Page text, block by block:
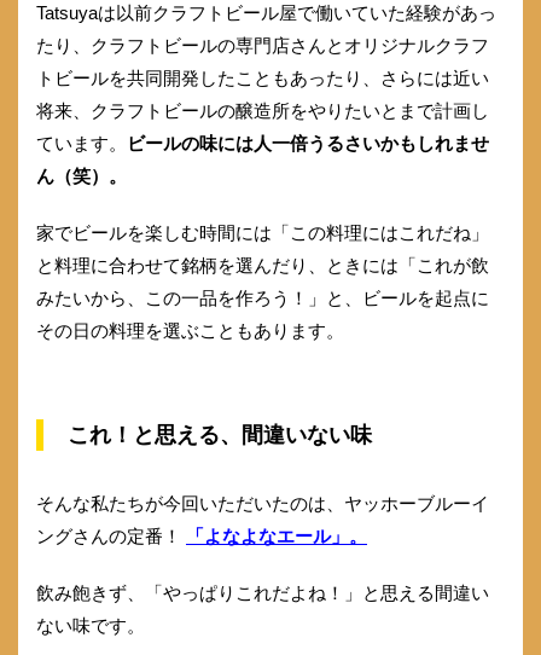
Tatsuyaは以前クラフトビール屋で働いていた経験があっ
たり、クラフトビールの専門店さんとオリジナルクラフ
トビールを共同開発したこともあったり、さらには近い
将来、クラフトビールの醸造所をやりたいとまで計画し
ています。
ビールの味には人一倍うるさいかもしれませ
ん（笑）。
家でビールを楽しむ時間には「この料理にはこれだね」
と料理に合わせて銘柄を選んだり、ときには「これが飲
みたいから、この一品を作ろう！」と、ビールを起点に
その日の料理を選ぶこともあります。
これ！と思える、間違いない味
そんな私たちが今回いただいたのは、ヤッホーブルーイ
ングさんの定番！
「よなよなエール」。
飲み飽きず、「やっぱりこれだよね！」と思える間違い
ない味です。